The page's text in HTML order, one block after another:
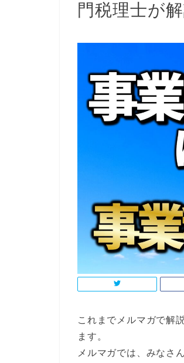
門税理士が
これまでメルマガで解
ます。
メルマガでは、みなさ